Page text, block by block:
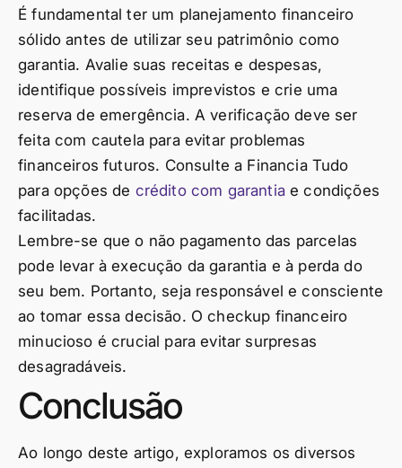
É fundamental ter um planejamento financeiro
sólido antes de utilizar seu patrimônio como
garantia. Avalie suas receitas e despesas,
identifique possíveis imprevistos e crie uma
reserva de emergência. A verificação deve ser
feita com cautela para evitar problemas
financeiros futuros. Consulte a Financia Tudo
para opções de crédito com garantiae condições
facilitadas.
Lembre-se que o não pagamento das parcelas
pode levar à execução da garantia e à perda do
seu bem. Portanto, seja responsável e consciente
ao tomar essa decisão. O checkup financeiro
minucioso é crucial para evitar surpresas
desagradáveis.
Conclusão
Ao longo deste artigo, exploramos os diversos